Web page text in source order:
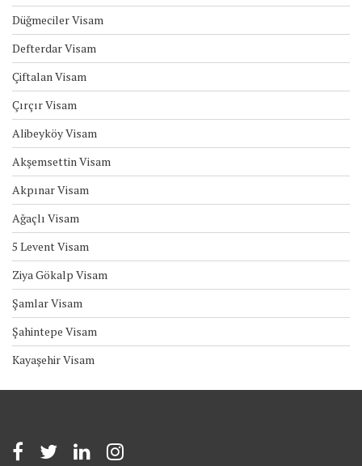
Düğmeciler Visam
Defterdar Visam
Çiftalan Visam
Çırçır Visam
Alibeyköy Visam
Akşemsettin Visam
Akpınar Visam
Ağaçlı Visam
5 Levent Visam
Ziya Gökalp Visam
Şamlar Visam
Şahintepe Visam
Kayaşehir Visam